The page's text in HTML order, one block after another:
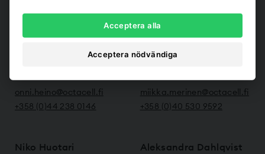
Fler teammedlemmar
onni.heino@­octacell.fi
+358 (0)44 238 0146
Miikka Merinen
miikka.merinen@­octacell.fi
+358 (0)40 530 9592
Niko Huotari Aleksandra Dahlqvist
Acceptera alla
Acceptera nödvändiga